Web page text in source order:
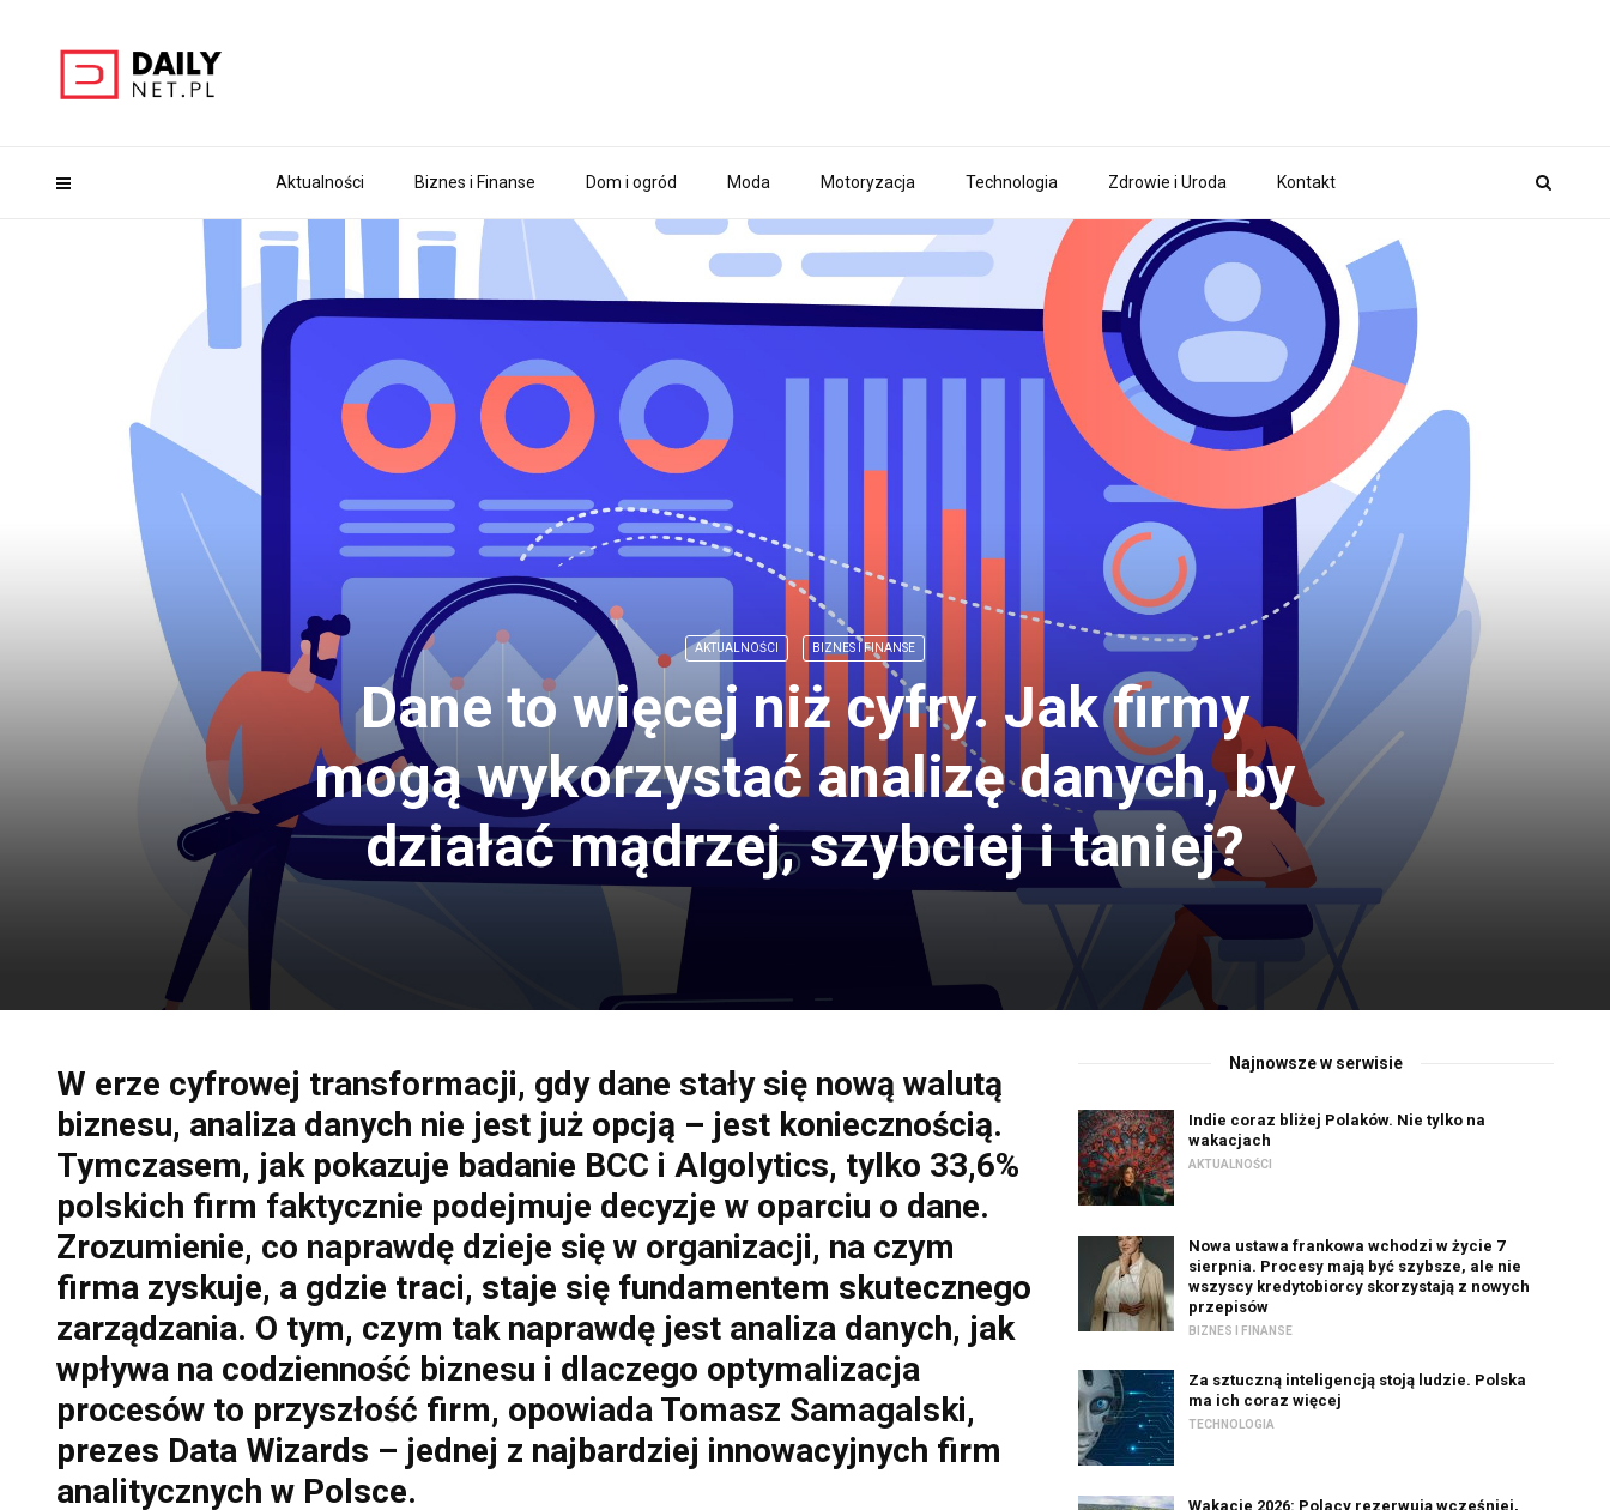
Aktualności Biznes i Finanse Dom i ogród Moda Motoryzacja Technologia Zdrowie i Uroda Kontakt
AKTUALNOŚCI BIZNES I FINANSE
Dane to więcej niż cyfry. Jak firmy
mogą wykorzystać analizę danych, by
działać mądrzej, szybciej i taniej?
W erze cyfrowej transformacji, gdy dane stały się nową walutą
biznesu, analiza danych nie jest już opcją – jest koniecznością.
Tymczasem, jak pokazuje badanie BCC i Algolytics, tylko 33,6%
polskich firm faktycznie podejmuje decyzje w oparciu o dane.
Zrozumienie, co naprawdę dzieje się w organizacji, na czym
firma zyskuje, a gdzie traci, staje się fundamentem skutecznego
zarządzania. O tym, czym tak naprawdę jest analiza danych, jak
wpływa na codzienność biznesu i dlaczego optymalizacja
procesów to przyszłość firm, opowiada Tomasz Samagalski,
prezes Data Wizards – jednej z najbardziej innowacyjnych firm
analitycznych w Polsce.
Najnowsze w serwisie
Indie coraz bliżej Polaków. Nie tylko na
wakacjach
AKTUALNOŚCI
Nowa ustawa frankowa wchodzi w życie 7
sierpnia. Procesy mają być szybsze, ale nie
wszyscy kredytobiorcy skorzystają z nowych
przepisów
BIZNES I FINANSE
Za sztuczną inteligencją stoją ludzie. Polska
ma ich coraz więcej
TECHNOLOGIA
Wakacje 2026: Polacy rezerwują wcześniej,